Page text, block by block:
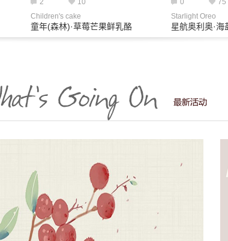
2
10
Children's cake
童年(森林)·草莓芒果鲜乳酪
0
75
Starlight Oreo
星航奥利奥·